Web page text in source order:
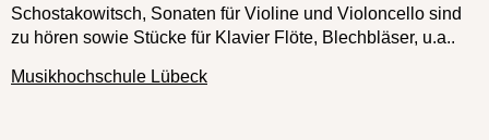
Schostakowitsch, Sonaten für Violine und Violoncello sind
zu hören sowie Stücke für Klavier Flöte, Blechbläser, u.a..
Musikhochschule Lübeck